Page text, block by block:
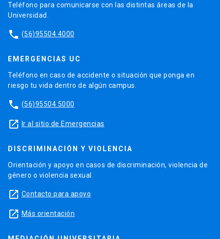
Teléfono para comunicarse con las distintas áreas de la
Universidad.
phone (56)95504 4000
EMERGENCIAS UC
Teléfono en caso de accidente o situación que ponga en
riesgo tu vida dentro de algún campus.
phone (56)95504 5000
launch Ir al sitio de Emergencias
DISCRIMINACIÓN Y VIOLENCIA
Orientación y apoyo en casos de discriminación, violencia de
género o violencia sexual.
launch Contacto para apoyo
launch Más orientación